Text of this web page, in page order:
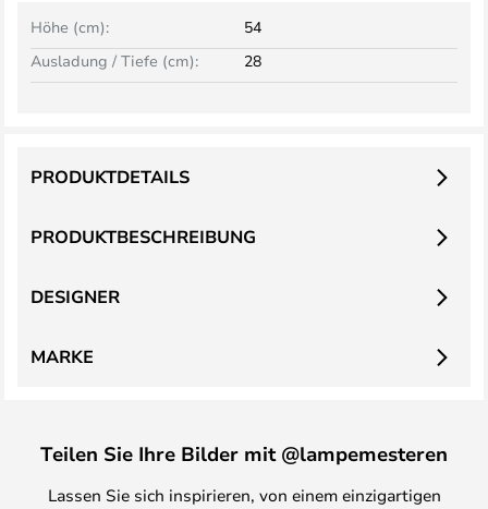
Höhe (cm):
54
Ausladung / Tiefe (cm):
28
PRODUKTBESCHREIBUNG
PRODUKTDETAILS
DESIGNER
MARKE
Teilen Sie Ihre Bilder mit @lampemesteren
Lassen Sie sich inspirieren, von einem einzigartigen